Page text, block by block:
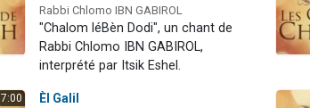
Rabbi Chlomo IBN GABIROL
"Chalom léBèn Dodi", un chant de
Rabbi Chlomo IBN GABIROL,
interprété par Itsik Eshel.
7:00 Èl Galil